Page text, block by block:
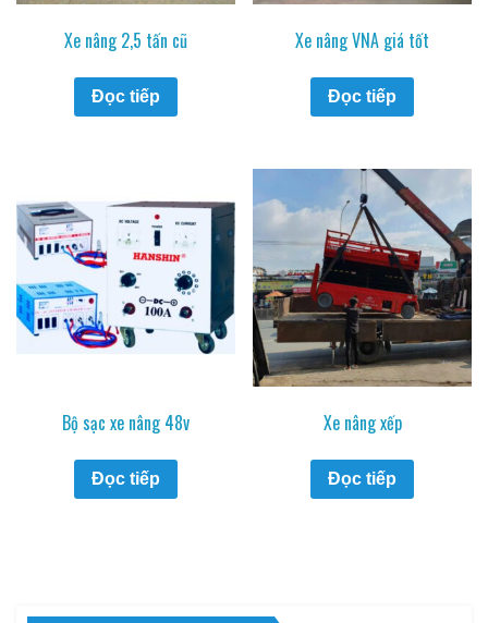
Xe nâng 2,5 tấn cũ
Đọc tiếp
Xe nâng VNA giá tốt
Đọc tiếp
Bộ sạc xe nâng 48v
Đọc tiếp
Xe nâng xếp
Đọc tiếp